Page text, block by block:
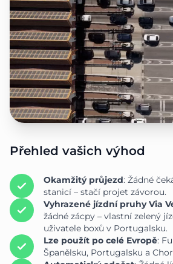
Přehled vašich výhod
Okamžitý průjezd: Žádné
stanicí – stačí projet závorou.
Vyhrazené jízdní pruhy Via
žádné zácpy – vlastní zelený
uživatele boxů v Portugalsku.
Lze použít po celé Evropě:
Španělsku, Portugalsku a